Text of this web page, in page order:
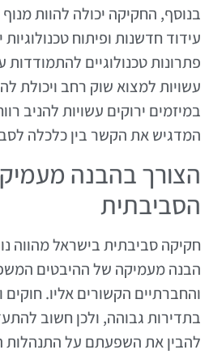
בנוסף, החקיקה יכולה להוות
עידוד חדשנות ופיתוח
פתרונות טכנולוגיים
עשויות למצוא שוק רחב ויכולת
במיזמים ירוקים עשויות להניב
המדגיש את הקשר בין כלכלה
הצורך בהבנה
הסביבתית
חקיקה סביבתית בישראל מהווה
הבנה מעמיקה של ההיבטים
והחברתיים הקשורים אליו.
בתדירות גבוהה, ולכן חשוב
להבין את השפעתם על התנהלות